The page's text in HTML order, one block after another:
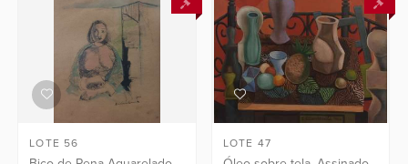
LOTE 56 LOTE 47